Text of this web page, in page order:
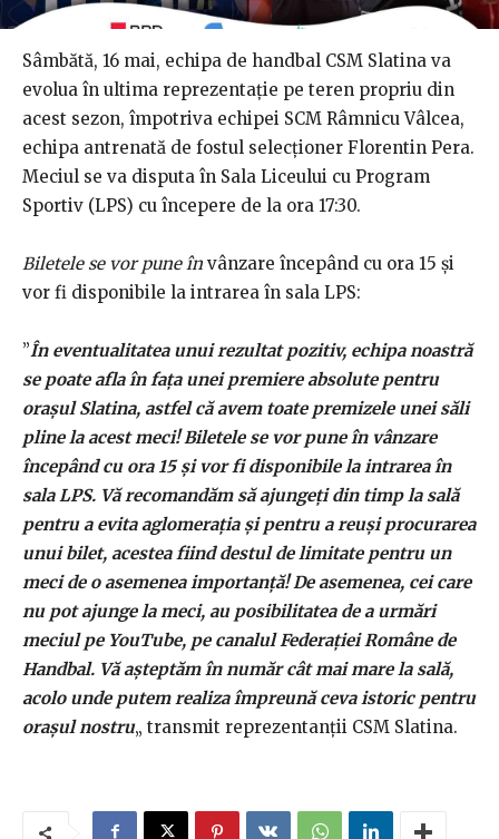
Sâmbătă, 16 mai, echipa de handbal CSM Slatina va
evolua în ultima reprezentație pe teren propriu din
acest sezon, împotriva echipei SCM Râmnicu Vâlcea,
echipa antrenată de fostul selecționer Florentin Pera.
Meciul se va disputa în Sala Liceului cu Program
Sportiv (LPS) cu începere de la ora 17:30.
Biletele se vor pune în vânzare începând cu ora 15 și
vor fi disponibile la intrarea în sala LPS:
”În eventualitatea unui rezultat pozitiv, echipa noastră
se poate afla în fața unei premiere absolute pentru
orașul Slatina, astfel că avem toate premizele unei săli
pline la acest meci! Biletele se vor pune în vânzare
începând cu ora 15 și vor fi disponibile la intrarea în
sala LPS. Vă recomandăm să ajungeți din timp la sală
pentru a evita aglomerația și pentru a reuși procurarea
unui bilet, acestea fiind destul de limitate pentru un
meci de o asemenea importanță! De asemenea, cei care
nu pot ajunge la meci, au posibilitatea de a urmări
meciul pe YouTube, pe canalul Federației Române de
Handbal. Vă așteptăm în număr cât mai mare la sală,
acolo unde putem realiza împreună ceva istoric pentru
orașul nostru„ transmit reprezentanții CSM Slatina.